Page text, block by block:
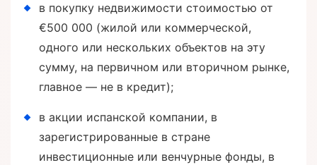
в покупку недвижимости стоимостью от
€500 000 (жилой или коммерческой,
одного или нескольких объектов на эту
сумму, на первичном или вторичном рынке,
главное — не в кредит);
в акции испанской компании, в
зарегистрированные в стране
инвестиционные или венчурные фонды, в